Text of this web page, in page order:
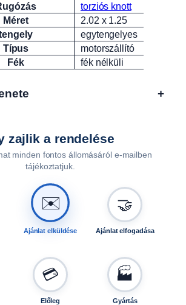
torziós knott
Méret
2.02 x 1.25
egytengelyes
Típus
motorszállító
Fék
fék nélküli
+
zajlik a rendelése
minden fontos állomásáról e-mailben
tájékoztatjuk.
✉️
Ajánlat elküldése
🤝
Ajánlat elfogadása
💳
Előleg
🏭
Gyártás